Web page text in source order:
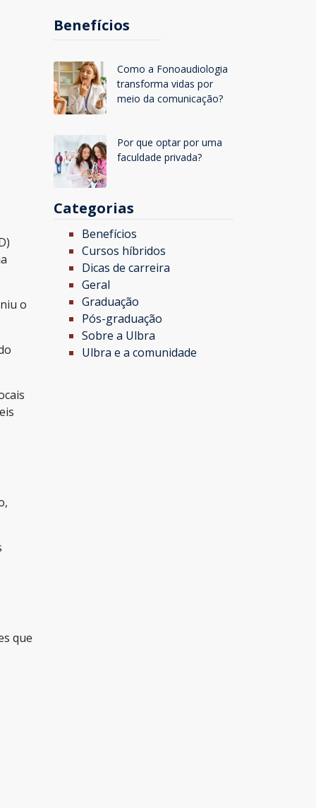
o
que
Benefícios
Como a Fonoaudiologia
transforma vidas por
meio da comunicação?
Por que optar por uma
faculdade privada?
Categorias
Benefícios
Cursos híbridos
Dicas de carreira
Geral
Graduação
Pós-graduação
Sobre a Ulbra
Ulbra e a comunidade